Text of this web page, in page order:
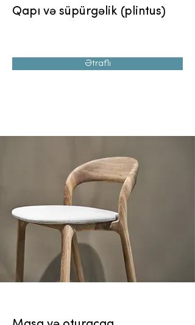
Qapı və süpürgəlik (plintus)
Ətraflı